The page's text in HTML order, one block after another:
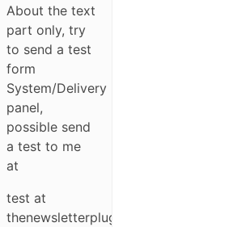
About the text
part only, try
to send a test
form
System/Delivery
panel,
possible send
a test to me
at
test at
thenewsletterplugin